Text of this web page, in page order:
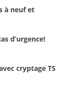
à neuf et
d’urgence!
cryptage TS